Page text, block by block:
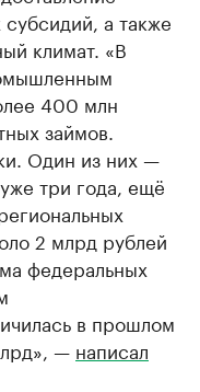
а также
климат. «В
400 млн
займов.
Один из них —
три года, ещё
2 млрд рублей
федеральных
в прошлом
— написал